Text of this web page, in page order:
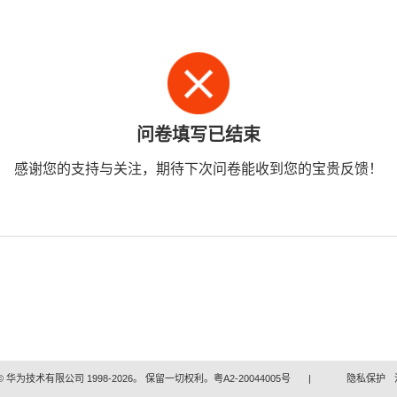
问卷填写已结束
感谢您的支持与关注，期待下次问卷能收到您的宝贵反馈！
华为技术有限公司 1998-2026。 保留一切权利。粤A2-20044005号 | 隐私保护